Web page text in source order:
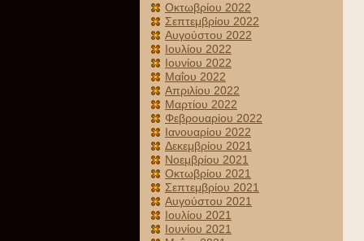
Οκτωβρίου 2022
Σεπτεμβρίου 2022
Αυγούστου 2022
Ιουλίου 2022
Ιουνίου 2022
Μαΐου 2022
Απριλίου 2022
Μαρτίου 2022
Φεβρουαρίου 2022
Ιανουαρίου 2022
Δεκεμβρίου 2021
Νοεμβρίου 2021
Οκτωβρίου 2021
Σεπτεμβρίου 2021
Αυγούστου 2021
Ιουλίου 2021
Ιουνίου 2021